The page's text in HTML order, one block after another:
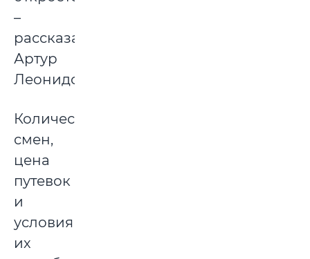
–
рассказал
Артур
Леонидович.
Количество
смен,
цена
путевок
и
условия
их